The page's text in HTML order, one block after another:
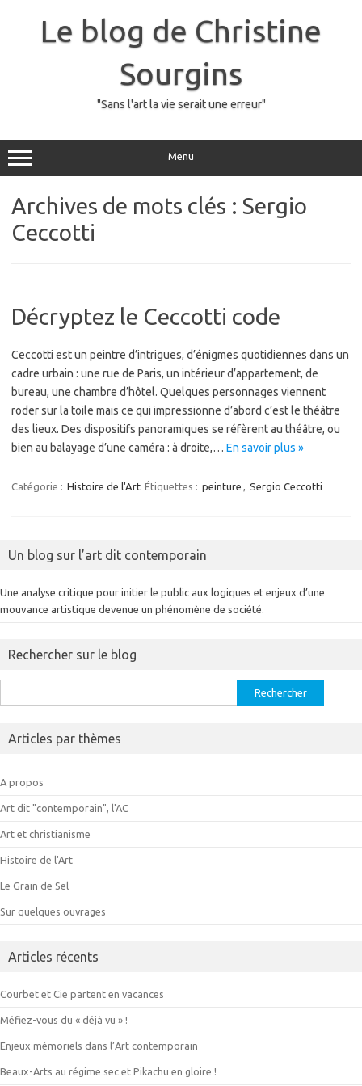
Le blog de Christine
Sourgins
"Sans l'art la vie serait une erreur"
Menu
Archives de mots clés : Sergio
Ceccotti
Décryptez le Ceccotti code
Ceccotti est un peintre d’intrigues, d’énigmes quotidiennes dans un
cadre urbain : une rue de Paris, un intérieur d’appartement, de
bureau, une chambre d’hôtel. Quelques personnages viennent
roder sur la toile mais ce qui impressionne d’abord c’est le théâtre
des lieux. Des dispositifs panoramiques se réfèrent au théâtre, ou
bien au balayage d’une caméra : à droite,… En savoir plus »
Catégorie : Histoire de l'Art Étiquettes : peinture , Sergio Ceccotti
Un blog sur l’art dit contemporain
Une analyse critique pour initier le public aux logiques et enjeux d’une
mouvance artistique devenue un phénomène de société.
Rechercher sur le blog
Articles par thèmes
A propos
Art dit "contemporain", l'AC
Art et christianisme
Histoire de l'Art
Le Grain de Sel
Sur quelques ouvrages
Articles récents
Courbet et Cie partent en vacances
Méfiez-vous du « déjà vu » !
Enjeux mémoriels dans l’Art contemporain
Beaux-Arts au régime sec et Pikachu en gloire !